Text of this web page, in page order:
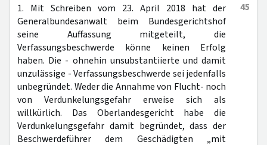
45
1. Mit Schreiben vom 23. April 2018 hat der
Generalbundesanwalt beim Bundesgerichtshof
seine Auffassung mitgeteilt, die
Verfassungsbeschwerde könne keinen Erfolg
haben. Die - ohnehin unsubstantiierte und damit
unzulässige - Verfassungsbeschwerde sei jedenfalls
unbegründet. Weder die Annahme von Flucht- noch
von Verdunkelungsgefahr erweise sich als
willkürlich. Das Oberlandesgericht habe die
Verdunkelungsgefahr damit begründet, dass der
Beschwerdeführer dem Geschädigten „mit